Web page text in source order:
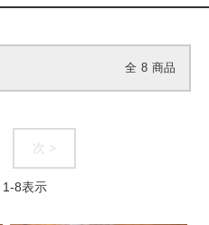
全 8 商品
次 >
1-8表示